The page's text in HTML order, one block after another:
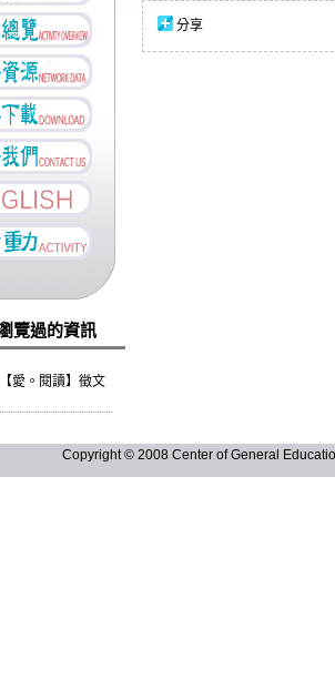
覽過的資訊
愛。閱讀】徵文
分享
Copyright © 2008 Center of General